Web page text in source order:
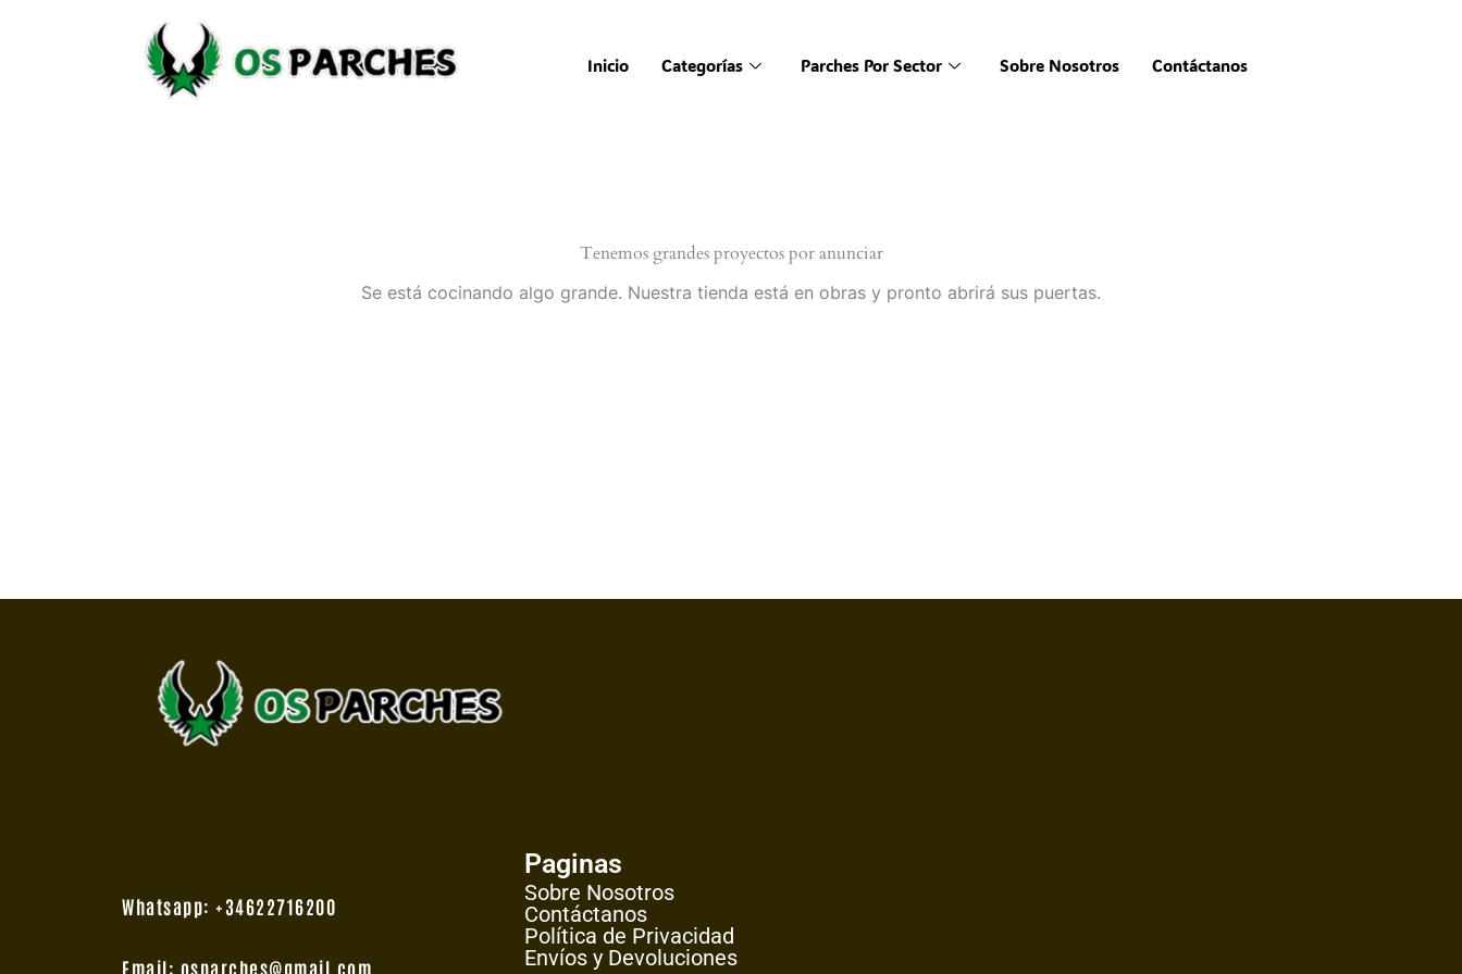
Inicio Categorías Parches Por Sector Sobre Nosotros Contáctanos
Tenemos grandes proyectos por anunciar
Se está cocinando algo grande. Nuestra tienda está en obras y pronto abrirá sus puertas.
Whatsapp: +34622716200
Email: osparches@gmail.com
Paginas
Sobre Nosotros
Contáctanos
Política de Privacidad
Envíos y Devoluciones